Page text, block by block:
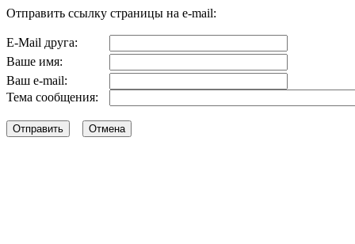
Отправить ссылку страницы на e-mail:
E-Mail друга:
Ваше имя:
Ваш e-mail:
Тема сообщения: